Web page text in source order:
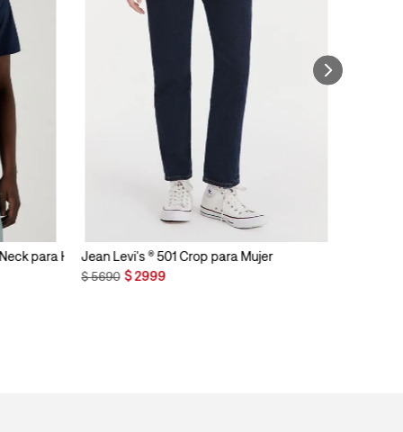
para HombreJean Levi's ® 501 Crop para Mujer
$5690 $2999